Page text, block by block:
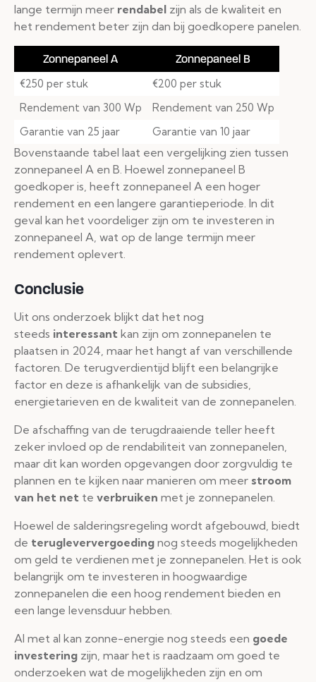
lange termijn meer rendabel zijn als de kwaliteit en
het rendement beter zijn dan bij goedkopere panelen.
Zonnepaneel A
Zonnepaneel B
€250 per stuk
€200 per stuk
Rendement van 300 Wp
Rendement van 250 Wp
Garantie van 25 jaar
Garantie van 10 jaar
Bovenstaande tabel laat een vergelijking zien tussen
zonnepaneel A en B. Hoewel zonnepaneel B
goedkoper is, heeft zonnepaneel A een hoger
rendement en een langere garantieperiode. In dit
geval kan het voordeliger zijn om te investeren in
zonnepaneel A, wat op de lange termijn meer
rendement oplevert.
Conclusie
Uit ons onderzoek blijkt dat het nog
steeds interessant kan zijn om zonnepanelen te
plaatsen in 2024, maar het hangt af van verschillende
factoren. De terugverdientijd blijft een belangrijke
factor en deze is afhankelijk van de subsidies,
energietarieven en de kwaliteit van de zonnepanelen.
De afschaffing van de terugdraaiende teller heeft
zeker invloed op de rendabiliteit van zonnepanelen,
maar dit kan worden opgevangen door zorgvuldig te
plannen en te kijken naar manieren om meer stroom
van het net te verbruiken met je zonnepanelen.
Hoewel de salderingsregeling wordt afgebouwd, biedt
de terugleververgoeding nog steeds mogelijkheden
om geld te verdienen met je zonnepanelen. Het is ook
belangrijk om te investeren in hoogwaardige
zonnepanelen die een hoog rendement bieden en
een lange levensduur hebben.
Al met al kan zonne-energie nog steeds een goede
investering zijn, maar het is raadzaam om goed te
onderzoeken wat de mogelijkheden zijn en om